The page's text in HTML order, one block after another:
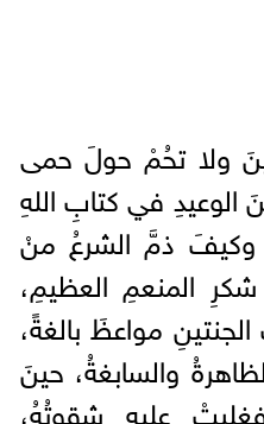
ولا تحُمْ حولَ حمى
الوعيدِ في كتابِ اللهِ
وكيفَ ذمَّ الشرعُ منْ
المنعمِ العظيمِ،
مواعظَ بالغةً،
والسابغةُ، حينَ
عليهِ شقوتُهُ،